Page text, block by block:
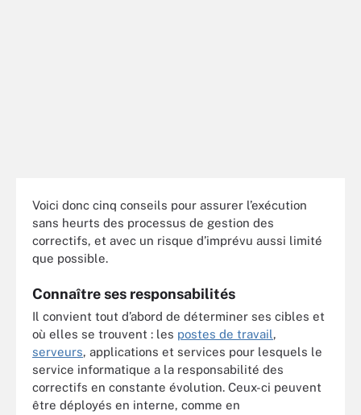
Voici donc cinq conseils pour assurer l’exécution
sans heurts des processus de gestion des
correctifs, et avec un risque d’imprévu aussi limité
que possible.
Connaître ses responsabilités
Il convient tout d’abord de déterminer ses cibles et
où elles se trouvent : les postes de travail,
serveurs, applications et services pour lesquels le
service informatique a la responsabilité des
correctifs en constante évolution. Ceux-ci peuvent
être déployés en interne, comme en